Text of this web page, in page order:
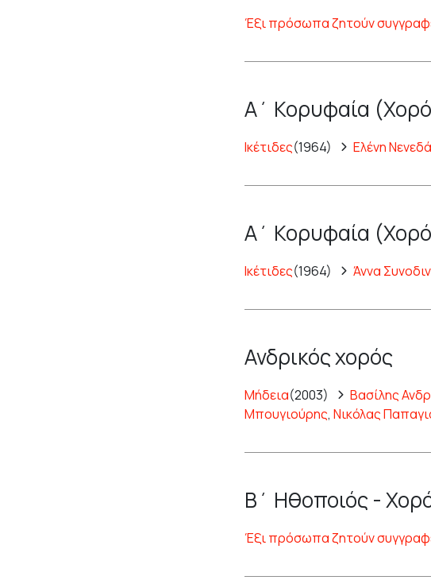
Έξι πρόσωπα ζητούν
Α΄ Κορυφαία
Ικέτιδες(1964) Ελένη
Α΄ Κορυφαία
Ικέτιδες(1964) Άννα
Ανδρικός χορός
Μήδεια(2003) Βασίλης
Μπουγιούρης, Νικόλας
Β΄ Ηθοποιός -
Έξι πρόσωπα ζητούν